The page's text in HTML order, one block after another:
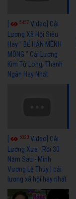
5457 Video] Cải
Lương Xã Hội Siêu
Hay " BỂ HẬN MÊNH
MÔNG " Cải Lương
Kim Tử Long, Thanh
Ngân Hay Nhất
6320 Video] Cải
Lương Xưa : Rồi 30
Năm Sau - Minh
Vương Lệ Thủy | cải
lương xã hội hay nhất